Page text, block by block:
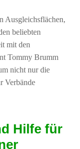
Ausgleichsflächen,
beliebten
mit den
Tommy Brumm
nicht nur die
Verbände
Hilfe für